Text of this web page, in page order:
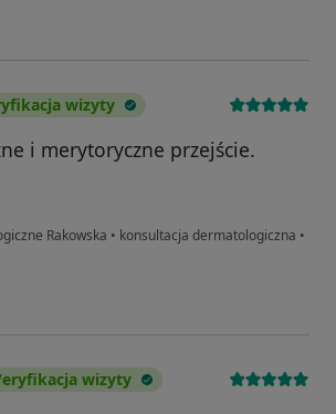
wizyty
i merytoryczne przejście.
Rakowska • konsultacja dermatologiczna •
wizyty